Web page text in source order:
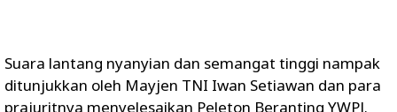
Suara lantang nyanyian dan semangat tinggi nampak
ditunjukkan oleh Mayjen TNI Iwan Setiawan dan para
prajuritnya menyelesaikan Peleton Beranting YWPJ.